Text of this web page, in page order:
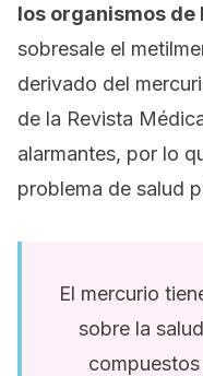
los organismos de
sobresale el
derivado del
de la Revista
alarmantes, por lo
problema de salud
El mercurio
sobre la